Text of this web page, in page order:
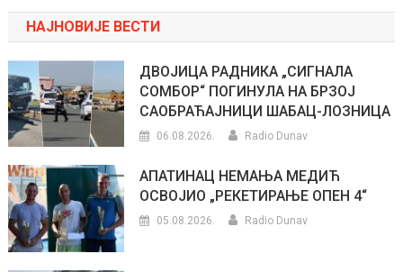
НАЈНОВИЈЕ ВЕСТИ
ДВОЈИЦА РАДНИКА „СИГНАЛА
СОМБОР“ ПОГИНУЛА НА БРЗОЈ
САОБРАЋАЈНИЦИ ШАБАЦ-ЛОЗНИЦА
06.08.2026. Radio Dunav
АПАТИНАЦ НЕМАЊА МЕДИЋ
ОСВОЈИО „РЕКЕТИРАЊЕ ОПЕН 4“
05.08.2026. Radio Dunav